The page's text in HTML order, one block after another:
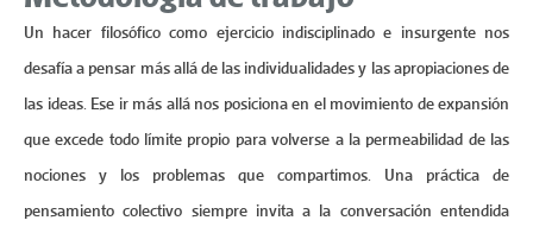
Un hacer filosófico como ejercicio indisciplinado e insurgente nos
desafía a pensar más allá de las individualidades y las apropiaciones de
las ideas. Ese ir más allá nos posiciona en el movimiento de expansión
que excede todo límite propio para volverse a la permeabilidad de las
nociones y los problemas que compartimos. Una práctica de
pensamiento colectivo siempre invita a la conversación entendida